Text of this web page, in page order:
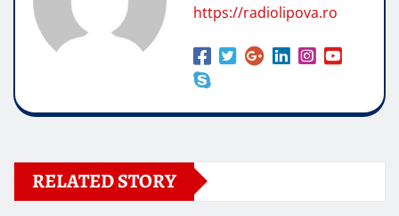
https://radiolipova.ro
RELATED STORY